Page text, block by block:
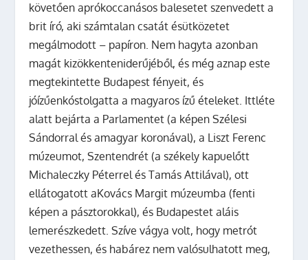
követően aprókoccanásos balesetet szenvedett a
brit író, aki számtalan csatát ésütközetet
megálmodott – papíron. Nem hagyta azonban
magát kizökkenteniderűjéből, és még aznap este
megtekintette Budapest fényeit, és
jóízűenkóstolgatta a magyaros ízű ételeket. Ittléte
alatt bejárta a Parlamentet (a képen Szélesi
Sándorral és amagyar koronával), a Liszt Ferenc
múzeumot, Szentendrét (a székely kapuelőtt
Michaleczky Péterrel és Tamás Attilával), ott
ellátogatott aKovács Margit múzeumba (fenti
képen a pásztorokkal), és Budapestet aláis
lemerészkedett. Szíve vágya volt, hogy metrót
vezethessen, és habárez nem valósulhatott meg,